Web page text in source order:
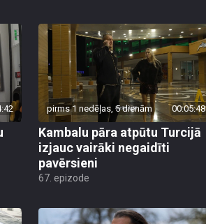
pirms 1 nedēļas, 5 dienām 00:05:48
Kambalu pāra atpūtu Turcijā
izjauc vairāki negaidīti
pavērsieni
67. epizode